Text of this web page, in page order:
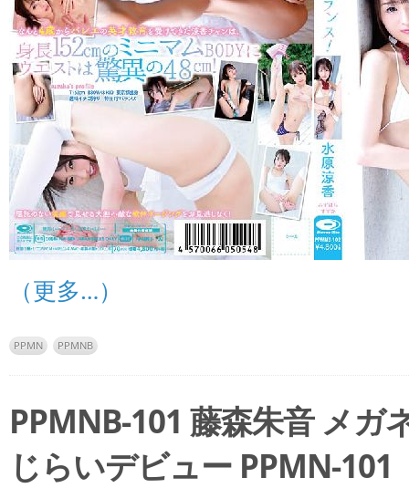
（更多…）
PPMN PPMNB
PPMNB-101 藤森朱音 メガ
じらいデビュー PPMN-101